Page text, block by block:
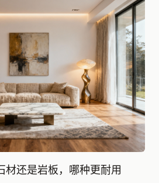
材还是岩板，哪种更耐用